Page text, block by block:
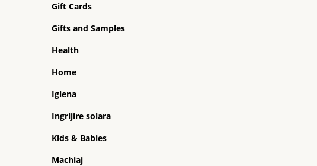
Gift Cards
Gifts and Samples
Health
Home
Igiena
Ingrijire solara
Kids & Babies
Machiaj